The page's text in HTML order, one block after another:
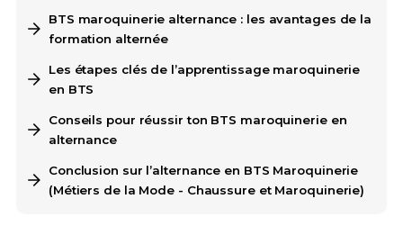
BTS maroquinerie alternance : les avantages de la
formation alternée
Les étapes clés de l’apprentissage maroquinerie
en BTS
Conseils pour réussir ton BTS maroquinerie en
alternance
Conclusion sur l’alternance en BTS Maroquinerie
(Métiers de la Mode - Chaussure et Maroquinerie)